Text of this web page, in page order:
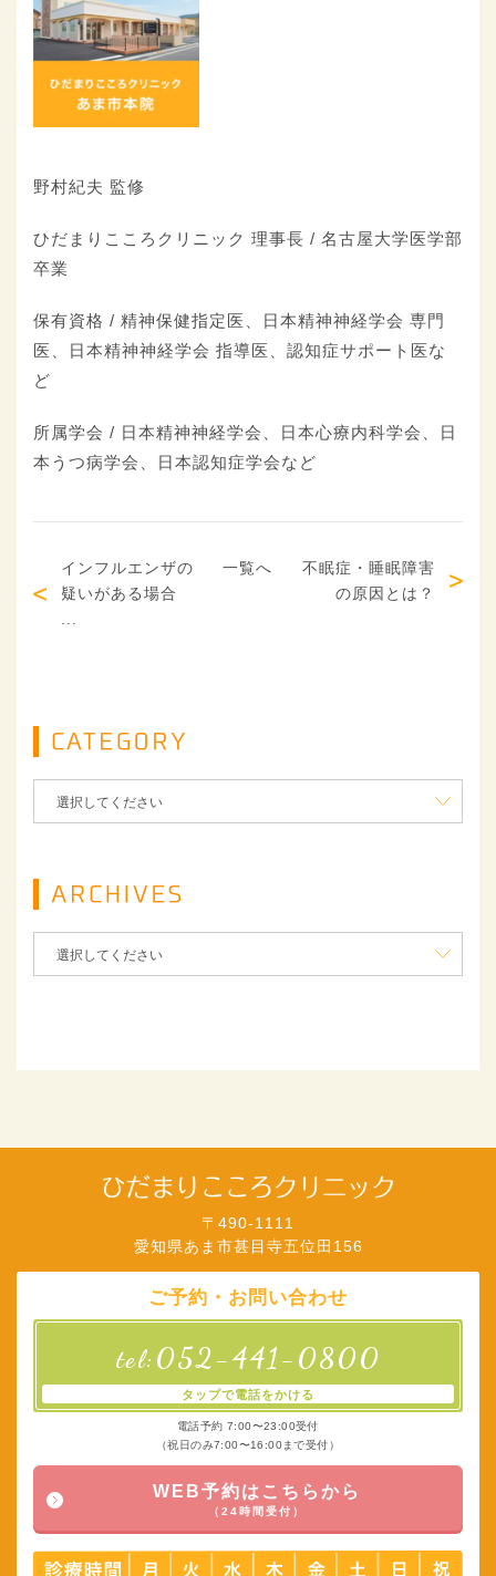
野村紀夫 監修
ひだまりこころクリニック 理事長 / 名古屋大学医学部
卒業
保有資格 / 精神保健指定医、日本精神神経学会 専門
医、日本精神神経学会 指導医、認知症サポート医な
ど
所属学会 / 日本精神神経学会、日本心療内科学会、日
本うつ病学会、日本認知症学会など
インフルエンザの
疑いがある場合
一覧へ
不眠症・睡眠障害
の原因とは？
〒490-1111
愛知県あま市甚目寺五位田156
ご予約・お問い合わせ
tel: 052-441-0800
タップで電話をかける
電話予約 7:00〜23:00受付
（祝日のみ7:00〜16:00まで受付）
WEB予約はこちらから
（24時間受付）